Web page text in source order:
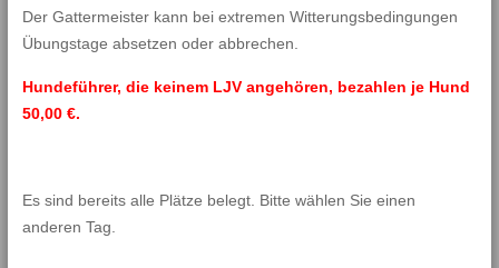
Der Gattermeister kann bei extremen Witterungsbedingungen
Übungstage absetzen oder abbrechen.
Hundeführer, die keinem LJV angehören, bezahlen je Hund
50,00 €.
Es sind bereits alle Plätze belegt. Bitte wählen Sie einen
anderen Tag.